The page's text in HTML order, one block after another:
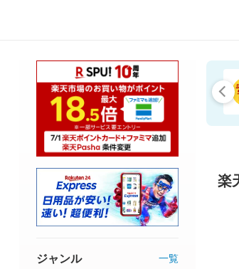
楽
ジャンル 一覧